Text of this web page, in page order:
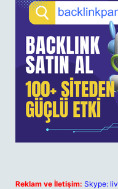
Reklam ve İletişim: Skype: